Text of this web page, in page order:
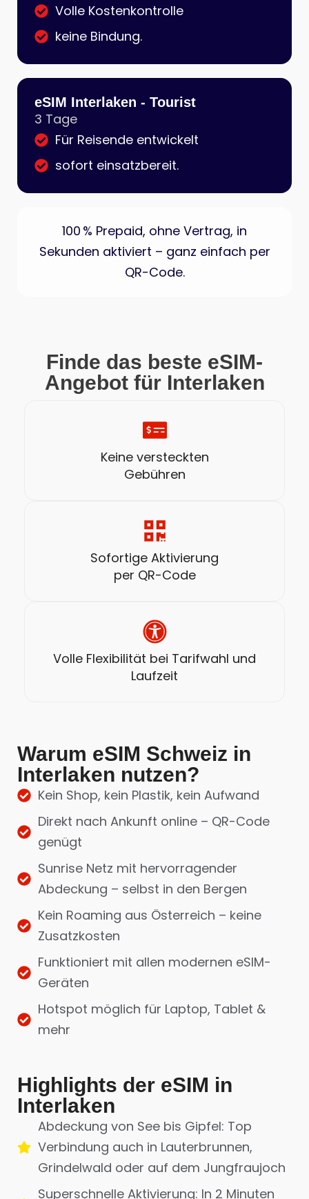
Volle Kostenkontrolle
keine Bindung.
eSIM Interlaken - Tourist
3 Tage
Für Reisende entwickelt
sofort einsatzbereit.
100 % Prepaid, ohne Vertrag, in
Sekunden aktiviert – ganz einfach per
QR-Code.
Finde das beste eSIM-
Angebot für Interlaken
Keine versteckten
Gebühren
Sofortige Aktivierung
per QR-Code
Volle Flexibilität bei Tarifwahl und
Laufzeit
Warum eSIM Schweiz in
Interlaken nutzen?
Kein Shop, kein Plastik, kein Aufwand
Direkt nach Ankunft online – QR-Code
genügt
Sunrise Netz mit hervorragender
Abdeckung – selbst in den Bergen
Kein Roaming aus Österreich – keine
Zusatzkosten
Funktioniert mit allen modernen eSIM-
Geräten
Hotspot möglich für Laptop, Tablet &
mehr
Highlights der eSIM in
Interlaken
Abdeckung von See bis Gipfel: Top
Verbindung auch in Lauterbrunnen,
Grindelwald oder auf dem Jungfraujoch
Superschnelle Aktivierung: In 2 Minuten